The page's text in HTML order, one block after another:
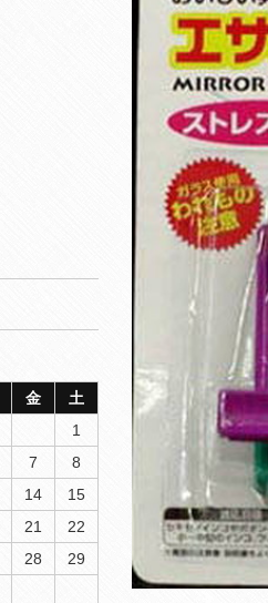
金
土
1
7
8
14
15
21
22
28
29